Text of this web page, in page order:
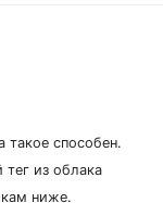
такое способен.
тег из облака
ниже.